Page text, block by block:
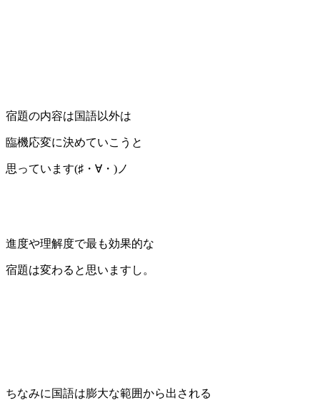
宿題の内容は国語以外は
臨機応変に決めていこうと
思っています(♯・∀・)ノ
進度や理解度で最も効果的な
宿題は変わると思いますし。
ちなみに国語は膨大な範囲から出される